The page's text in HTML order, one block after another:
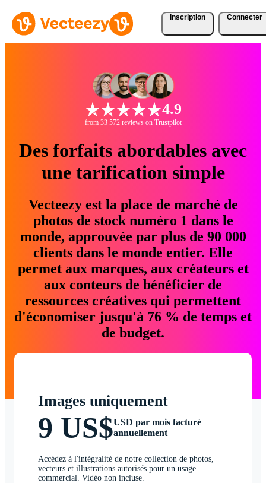
Inscription Connecter
4.9
from 33 572 reviews on Trustpilot
Des forfaits abordables avec
une tarification simple
Vecteezy est la place de marché de
photos de stock numéro 1 dans le
monde, approuvée par plus de 90 000
clients dans le monde entier. Elle
permet aux marques, aux créateurs et
aux conteurs de bénéficier de
ressources créatives qui permettent
d'économiser jusqu'à 76 % de temps et
de budget.
Images uniquement
9 US$USD par mois facturé
annuellement
Accédez à l'intégralité de notre collection de photos,
vecteurs et illustrations autorisés pour un usage
commercial. Vidéo non incluse.